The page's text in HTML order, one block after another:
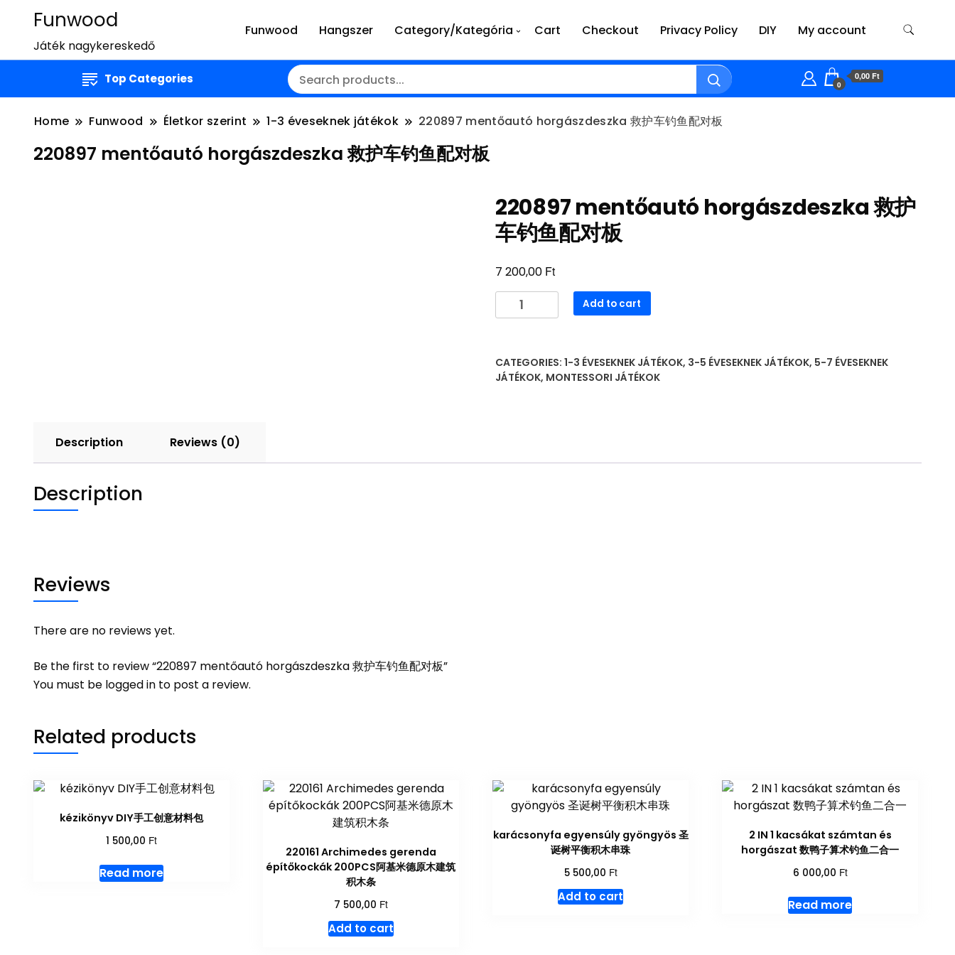
Funwood
Játék nagykereskedő
Funwood Hangszer Category/Kategória Cart Checkout Privacy Policy DIY My account
Top Categories 0
0,00 Ft
Home Funwood Életkor szerint 1-3 éveseknek játékok 220897 mentőautó horgászdeszka 救护车钓鱼配对板
220897 mentőautó horgászdeszka 救护车钓鱼配对板
220897 mentőautó horgászdeszka 救护
车钓鱼配对板
7 200,00 Ft
220897
mentőautó
护
车
Add to cart
CATEGORIES: 1-3 ÉVESEKNEK JÁTÉKOK, 3-5 ÉVESEKNEK JÁTÉKOK, 5-7 ÉVESEKNEK
JÁTÉKOK, MONTESSORI JÁTÉKOK
Description Reviews (0)
Description
Reviews
There are no reviews yet.
Be the first to review “220897 mentőautó horgászdeszka 救护车钓鱼配对板”
You must be logged in to post a review.
Related products
kézikönyv DIY手工创意材料包
1 500,00 Ft
Read more
220161 Archimedes gerenda
építőkockák 200PCS阿基米德原木建筑
积木条
7 500,00 Ft
Add to cart
karácsonyfa egyensúly gyöngyös 圣
诞树平衡积木串珠
5 500,00 Ft
Add to cart
2 IN 1 kacsákat számtan és
horgászat 数鸭子算术钓鱼二合一
6 000,00 Ft
Read more